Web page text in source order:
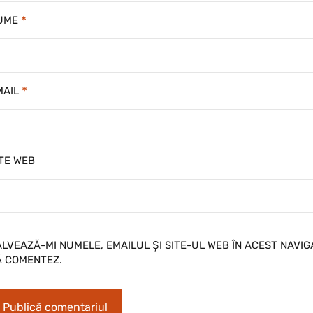
*
*
WEB
MI NUMELE, EMAILUL ȘI SITE-UL WEB ÎN ACEST
COMENTEZ.